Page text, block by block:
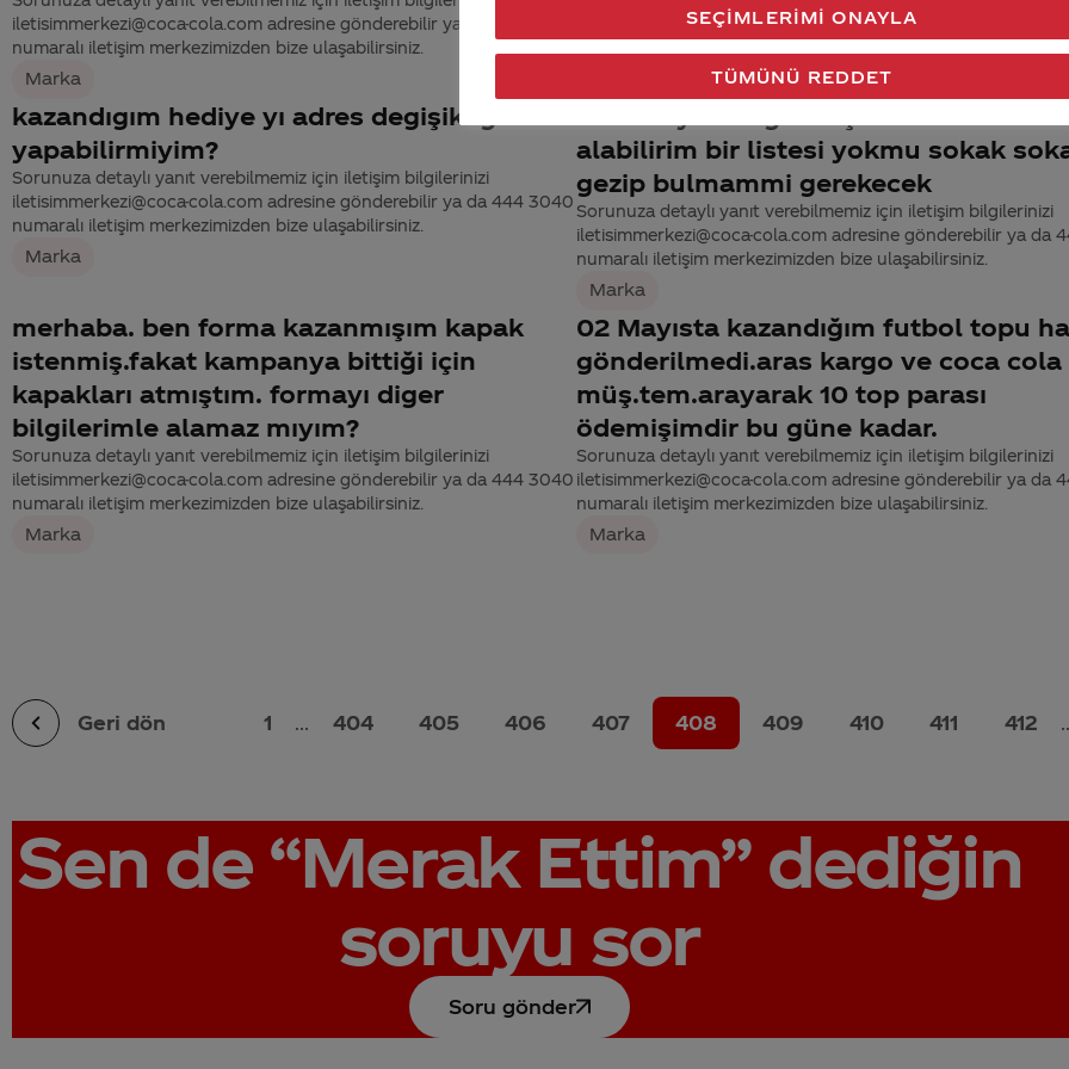
iletisimmerkezi@coca-cola.com adresine gönderebilir ya da 444 3040
numaralı iletişim merkezimizden bize ulaşabilirsiniz.
Marka
numaralı iletişim merkezimizden bize ulaşabilirsiniz.
Marka
kazandıgım hediye yı adres degişikligi
yapabilirmiyim?
Sorunuza detaylı yanıt verebilmemiz için iletişim bilgilerinizi
iletisimmerkezi@coca-cola.com adresine gönderebilir ya da 444 3040
numaralı iletişim merkezimizden bize ulaşabilirsiniz.
Marka
alabilirim bir listesi yokmu sokak
gezip bulmammi gerekecek
Sorunuza detaylı yanıt verebilmemiz için iletişim bilgilerinizi
iletisimmerkezi@coca-cola.com adresine gönderebilir ya da
numaralı iletişim merkezimizden bize ulaşabilirsiniz.
Marka
merhaba. ben forma kazanmışım kapak
istenmiş.fakat kampanya bittiği için
kapakları atmıştım. formayı diger
bilgilerimle alamaz mıyım?
Sorunuza detaylı yanıt verebilmemiz için iletişim bilgilerinizi
iletisimmerkezi@coca-cola.com adresine gönderebilir ya da 444 3040
numaralı iletişim merkezimizden bize ulaşabilirsiniz.
Marka
02 Mayısta kazandığım futbol topu
gönderilmedi.aras kargo ve coca cola
müş.tem.arayarak 10 top parası
ödemişimdir bu güne kadar.
Sorunuza detaylı yanıt verebilmemiz için iletişim bilgilerinizi
iletisimmerkezi@coca-cola.com adresine gönderebilir ya da
numaralı iletişim merkezimizden bize ulaşabilirsiniz.
Marka
Geri dön 1 ... 404 405 406 407 408 409 410 411 412
Sen de “Merak Ettim”dediğin
soruyu sor
Soru gönder
TÜMÜNÜ REDDET
SEÇIMLERIMI ONAYLA